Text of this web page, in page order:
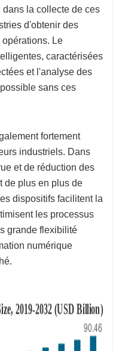
la collecte de ces
d'obtenir des
Le
caractérisées
et l'analyse des
sans ces
fortement
industriels. Dans
et de réduction des
de plus en plus de
dispositifs facilitent la
les processus
grande flexibilité
numérique